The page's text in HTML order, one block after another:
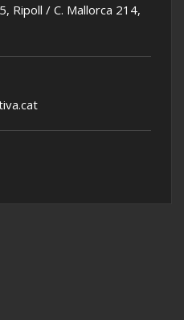
Ripoll / C. Mallorca 214,